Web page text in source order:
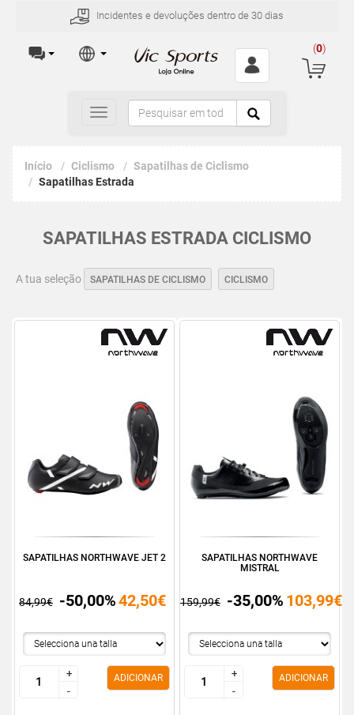
Incidentes e devoluções dentro de 30 dias
(0)
Toggle
navigation
Início Ciclismo
Sapatilhas de Ciclismo
Sapatilhas Estrada
SAPATILHAS ESTRADA CICLISMO
A tua seleção SAPATILHAS DE CICLISMO CICLISMO
SAPATILHAS NORTHWAVE JET 2
84,99€ -50,00%42,50€
+
-
+
-
ADICIONAR
SAPATILHAS NORTHWAVE
MISTRAL
159,99€ -35,00% 103,99€
+
-
+
-
ADICIONAR